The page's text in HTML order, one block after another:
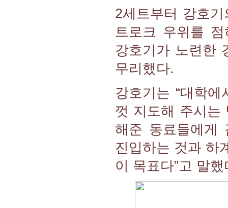
2세트부터 강호
트로크 우위를
강호기가 노련한
무리했다.
강호기는 “대학
껏 지도해 주시는
해준 동료들에게
진입하는 것과 하
이 목표다”고 말했